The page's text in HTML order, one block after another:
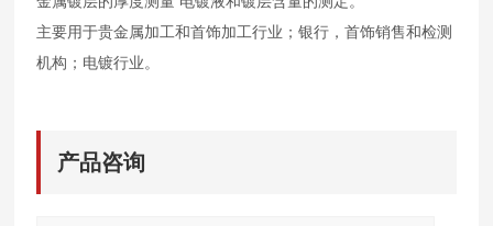
主要用于贵金属加工和首饰加工行业；银行，首饰销售和检测
机构；电镀行业。
产品咨询